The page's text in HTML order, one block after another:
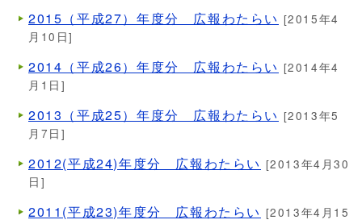
2015（平成27）年度分 広報わたらい [2015年4
月10日]
2014（平成26）年度分 広報わたらい [2014年4
月1日]
2013（平成25）年度分 広報わたらい [2013年5
月7日]
2012(平成24)年度分 広報わたらい [2013年4月30
日]
2011(平成23)年度分 広報わたらい [2013年4月15